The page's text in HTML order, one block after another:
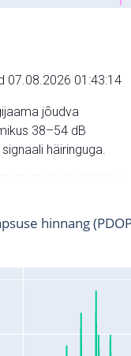
07.08.2026 01:43:14
jõudva
38–54 dB
häiringuga.
hinnang